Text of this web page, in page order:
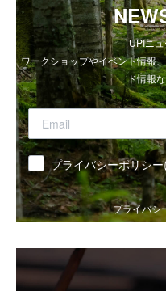
UPIニ
ワークショップやイベント情報
ド情報
同意 プライバシーポリシ
プライバシ